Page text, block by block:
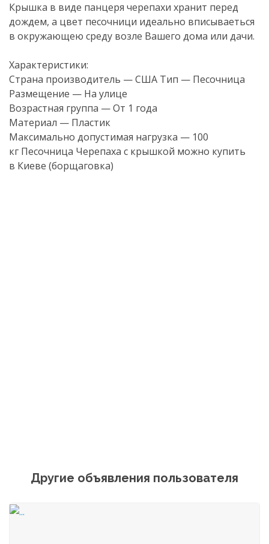
Крышка в виде панцеря черепахи хранит перед
дождем, а цвет песочници идеально вписываеться
в окружающею среду возле Вашего дома или дачи.
Характеристики:
Страна производитель — США Тип — Песочница
Размещение — На улице
Возрастная группа — От 1 года
Материал — Пластик
Максимально допустимая нагрузка — 100
кг Песочница Черепаха с крышкой можно купить
в Киеве (борщаговка)
Другие объявления пользователя